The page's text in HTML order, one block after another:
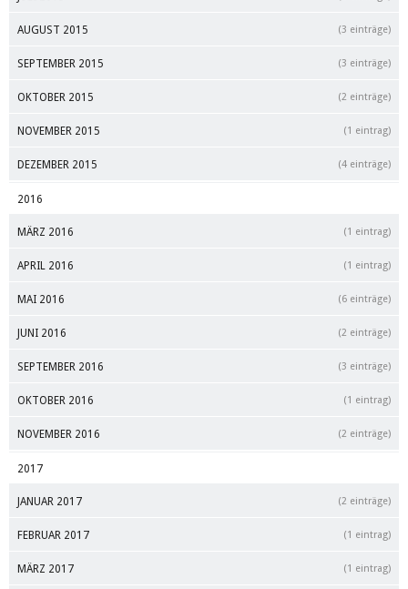
AUGUST 2015 (3 einträge)
SEPTEMBER 2015 (3 einträge)
OKTOBER 2015 (2 einträge)
NOVEMBER 2015 (1 eintrag)
DEZEMBER 2015 (4 einträge)
2016
MÄRZ 2016 (1 eintrag)
APRIL 2016 (1 eintrag)
MAI 2016 (6 einträge)
JUNI 2016 (2 einträge)
SEPTEMBER 2016 (3 einträge)
OKTOBER 2016 (1 eintrag)
NOVEMBER 2016 (2 einträge)
2017
JANUAR 2017 (2 einträge)
FEBRUAR 2017 (1 eintrag)
MÄRZ 2017 (1 eintrag)